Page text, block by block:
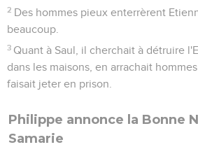
2 Des hommes pieux enterrèrent
beaucoup.
3 Quant à Saul, il cherchait à détruire
dans les maisons, en arrachait
faisait jeter en prison.
Philippe annonce la Bonne
Samarie